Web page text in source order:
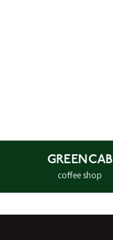
GREENCAB
coffee shop